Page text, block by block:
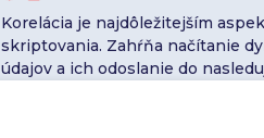
Korelácia je najdôležitejším
skriptovania. Zahŕňa načítanie
údajov a ich odoslanie do